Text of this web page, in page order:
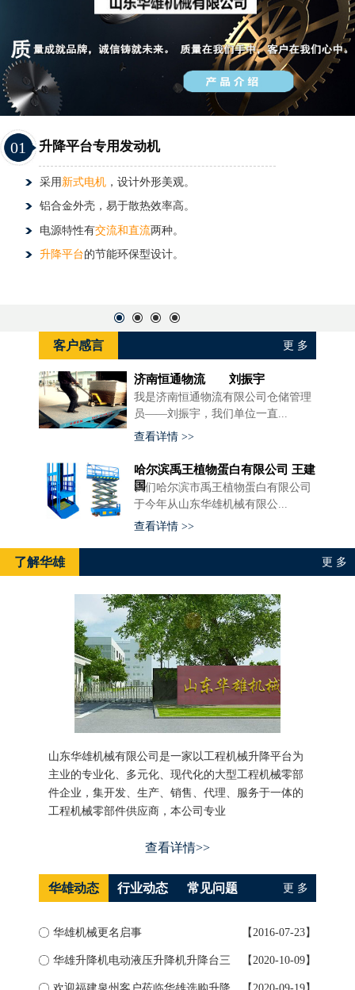
01 升降平台专用发动机
采用 新式电机，设计外形美观。
铝合金外壳，易于散热效率高。
电源特性有交流和直流两种。
升降平台的节能环保型设计。
更 多
客户感言
济南恒通物流 刘振宇
我是济南恒通物流有限公司仓储管理
员——刘振宇，我们单位一直...
查看详情 >>
哈尔滨禹王植物蛋白有限公司 王建
国
我们哈尔滨市禹王植物蛋白有限公司
于今年从山东华雄机械有限公...
查看详情 >>
更 多
了解华雄
山东华雄机械有限公司是一家以工程机械升降平台为
主业的专业化、多元化、现代化的大型工程机械零部
件企业，集开发、生产、销售、代理、服务于一体的
工程机械零部件供应商，本公司专业
查看详情>>
更 多
华雄动态 行业动态 常见问题
【2016-07-23】
华雄机械更名启事
【2020-10-09】
华雄升降机电动液压升降机升降台三